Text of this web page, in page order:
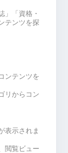
」「資格・
テンツを探
ンテンツを
リからコン
表示されま
閲覧ビュー